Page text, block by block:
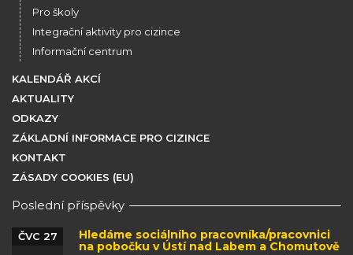
Pro školy
Integrační aktivity pro cizince
Informační centrum
KALENDÁŘ AKCÍ
AKTUALITY
ODKAZY
ZÁKLADNÍ INFORMACE PRO CIZINCE
KONTAKT
ZÁSADY COOKIES (EU)
Poslední příspěvky
Hledáme sociálního pracovníka/pracovnici
na pobočku v Ústí nad Labem a Chomutově
ČVC 27